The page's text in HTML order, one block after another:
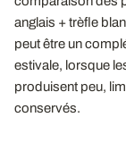
anglais + trèfle
peut être un
estivale, lorsque
produisent peu,
conservés.